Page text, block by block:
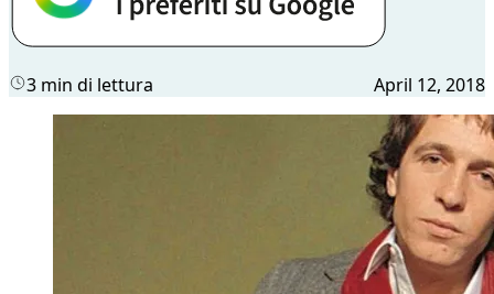
3 min di lettura April 12, 2018